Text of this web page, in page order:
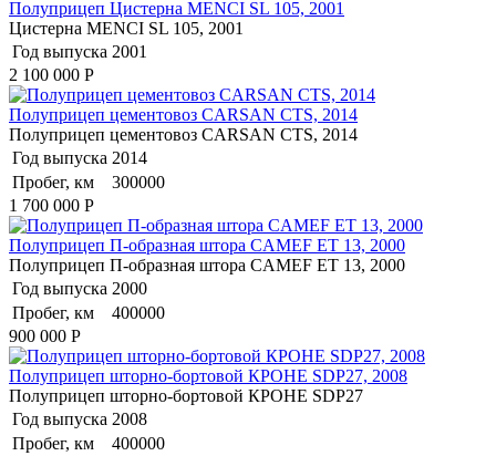
Полуприцеп Цистерна MENCI SL 105, 2001
Цистерна MENCI SL 105, 2001
Год выпуска 2001
2 100 000 Р
Полуприцеп цементовоз СARSАN CТS, 2014
Полуприцеп цементовоз СARSАN CТS, 2014
Год выпуска 2014
Пробег, км
300000
1 700 000 Р
Полуприцеп П-образная штора CAMEF ET 13, 2000
Полуприцеп П-образная штора CAMEF ET 13, 2000
Год выпуска 2000
Пробег, км
400000
900 000 Р
Полуприцеп шторно-бортовой КРОНЕ SDP27, 2008
Полуприцеп шторно-бортовой КРОНЕ SDP27
Год выпуска 2008
Пробег, км
400000